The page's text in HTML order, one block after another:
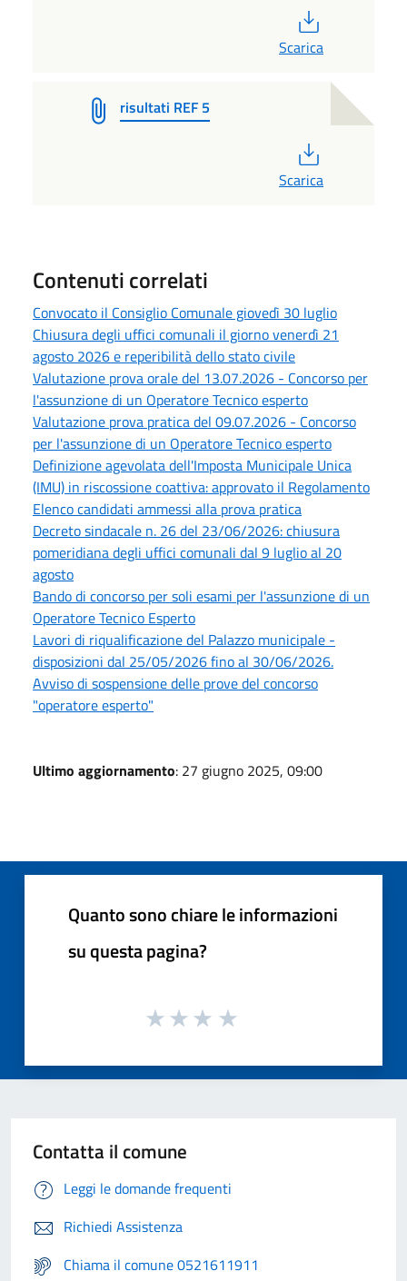
Scarica
risultati REF 5
Scarica
Contenuti correlati
Convocato il Consiglio Comunale giovedì 30 luglio
Chiusura degli uffici comunali il giorno venerdì 21
agosto 2026 e reperibilità dello stato civile
Valutazione prova orale del 13.07.2026 - Concorso per
l'assunzione di un Operatore Tecnico esperto
Valutazione prova pratica del 09.07.2026 - Concorso
per l'assunzione di un Operatore Tecnico esperto
Definizione agevolata dell'Imposta Municipale Unica
(IMU) in riscossione coattiva: approvato il Regolamento
Elenco candidati ammessi alla prova pratica
Decreto sindacale n. 26 del 23/06/2026: chiusura
pomeridiana degli uffici comunali dal 9 luglio al 20
agosto
Bando di concorso per soli esami per l'assunzione di un
Operatore Tecnico Esperto
Lavori di riqualificazione del Palazzo municipale -
disposizioni dal 25/05/2026 fino al 30/06/2026.
Avviso di sospensione delle prove del concorso
"operatore esperto"
Ultimo aggiornamento: 27 giugno 2025, 09:00
Quanto sono chiare le informazioni
su questa pagina?
Contatta il comune
Leggi le domande frequenti
Richiedi Assistenza
Chiama il comune 0521611911